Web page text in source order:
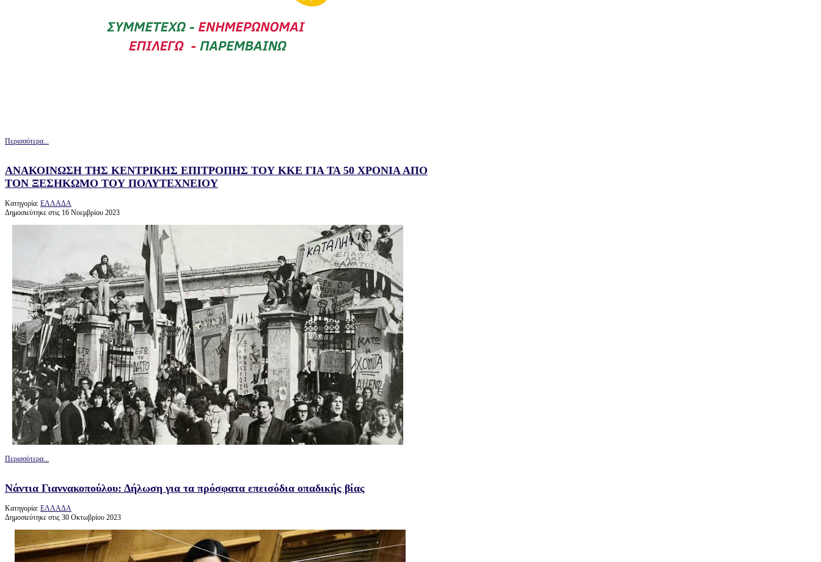
Περισσότερα...
ΑΝΑΚΟΙΝΩΣΗ ΤΗΣ ΚΕΝΤΡΙΚΗΣ ΕΠΙΤΡΟΠΗΣ ΤΟΥ ΚΚΕ ΓΙΑ ΤΑ 50 ΧΡΟΝΙΑ ΑΠΟ
ΤΟΝ ΞΕΣΗΚΩΜΟ ΤΟΥ ΠΟΛΥΤΕΧΝΕΙΟΥ
Κατηγορία: ΕΛΛΑΔΑ
Δημοσιεύτηκε στις 16 Νοεμβρίου 2023
Περισσότερα...
Νάντια Γιαννακοπούλου: Δήλωση για τα πρόσφατα επεισόδια οπαδικής βίας
Κατηγορία: ΕΛΛΑΔΑ
Δημοσιεύτηκε στις 30 Οκτωβρίου 2023